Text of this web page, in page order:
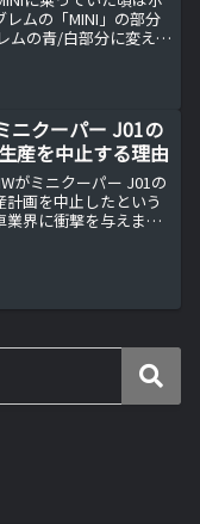
レムの「MINI」の部分
ムの青/白部分に変える
ニクーパー J01の
産を中止する理由
がミニクーパー J01の
画を中止したという
業界に衝撃を与えまし